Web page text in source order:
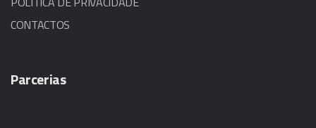
CONTACTOS
Parcerias